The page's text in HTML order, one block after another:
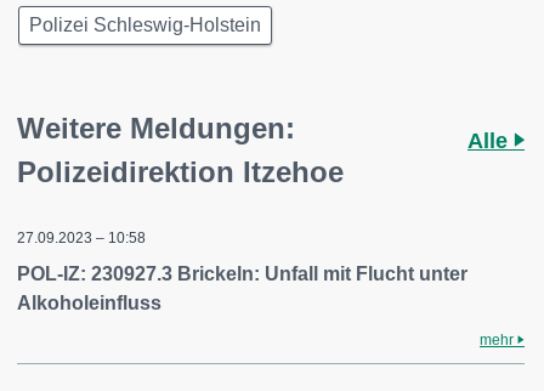
Polizei Schleswig-Holstein
Weitere Meldungen:
Polizeidirektion Itzehoe
Alle
27.09.2023 – 10:58
POL-IZ: 230927.3 Brickeln: Unfall mit Flucht unter
Alkoholeinfluss
mehr